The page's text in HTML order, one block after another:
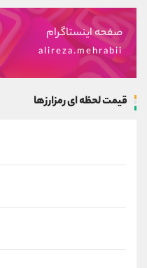
صفحه اینستاگرام
alireza.mehrabii
قیمت لحظه ای رمزارزها